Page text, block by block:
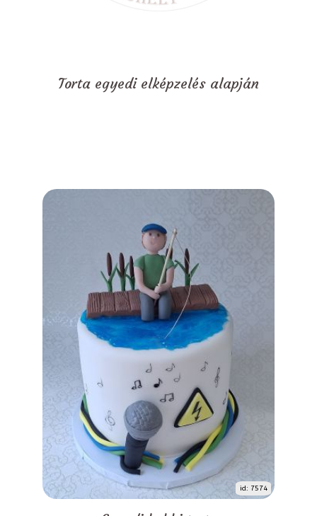
Torta egyedi elképzelés alapján
id: 7574